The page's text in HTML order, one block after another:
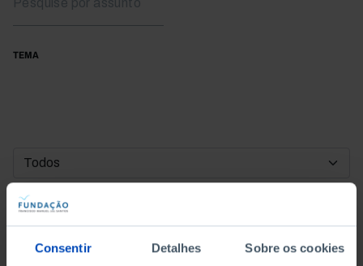
Consentir Detalhes Sobre os cookies
TEMA
DATA DE INÍCIO
DATA DE FIM